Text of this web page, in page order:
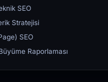
SEO
Stratejisi
SEO
Raporlaması